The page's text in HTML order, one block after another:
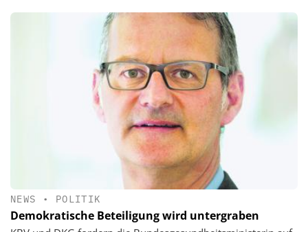
NEWS • POLITIK
Demokratische Beteiligung wird untergraben